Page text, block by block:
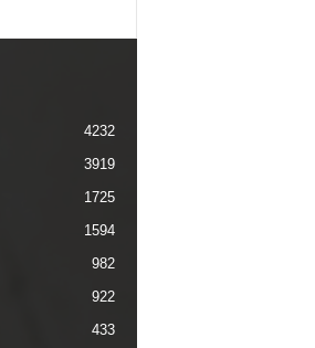
4232
3919
1725
1594
982
922
433